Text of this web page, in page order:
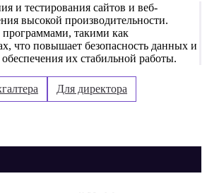
и тестирования сайтов и веб-
высокой производительности.
программами, такими как
что повышает безопасность данных и
их стабильной работы.
Для директора